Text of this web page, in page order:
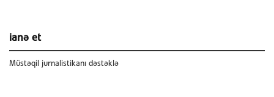
ianə et
Müstəqil jurnalistikanı dəstəklə